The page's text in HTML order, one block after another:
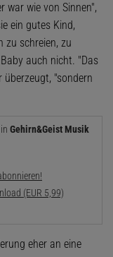
war wie von Sinnen",
ein gutes Kind,
zu schreien, zu
auch nicht. "Das
"sondern
Gehirn&Geist Musik
(EUR 5,99)
eher an eine